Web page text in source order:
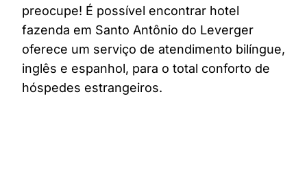
preocupe! É possível encontrar hotel
fazenda em Santo Antônio do Leverger
oferece um serviço de atendimento bilíngue,
inglês e espanhol, para o total conforto de
hóspedes estrangeiros.